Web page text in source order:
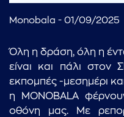
Monobala - 01/09/2025
Όλη η δράση, όλη η
είναι και πάλι στον
εκπομπές -μεσημέρι
η MONOBALA
οθόνη μας. Με